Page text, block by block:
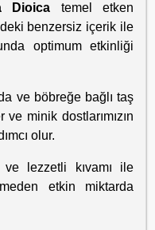
Dioica temel etken
benzersiz içerik ile
optimum etkinliği
ve böbreğe bağlı taş
minik dostlarımızın
olur.
ve lezzetli kıvamı ile
etkin miktarda